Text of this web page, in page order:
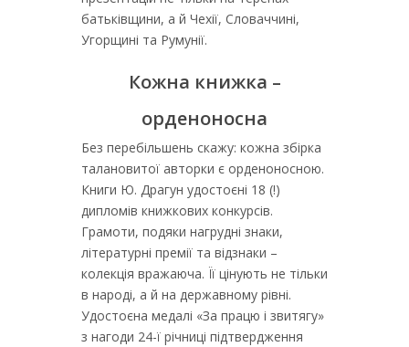
батьківщини, а й Чехії, Словаччині,
Угорщині та Румунії.
Кожна книжка –
орденоносна
Без перебільшень скажу: кожна збірка
талановитої авторки є орденоносною.
Книги Ю. Драгун удостоєні 18 (!)
дипломів книжкових конкурсів.
Грамоти, подяки нагрудні знаки,
літературні премії та відзнаки –
колекція вражаюча. Її цінують не тільки
в народі, а й на державному рівні.
Удостоєна медалі «За працю і звитягу»
з нагоди 24-ї річниці підтвердження